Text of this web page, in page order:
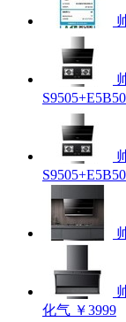
化气 ￥3999